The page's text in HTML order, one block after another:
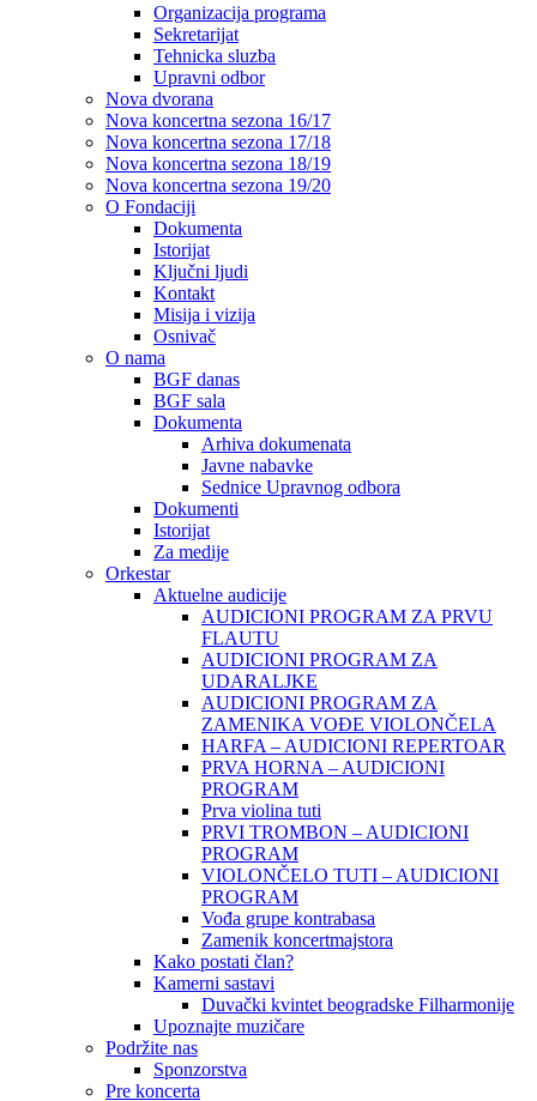
Organizacija programa
Sekretarijat
Tehnicka sluzba
Upravni odbor
Nova dvorana
Nova koncertna sezona 16/17
Nova koncertna sezona 17/18
Nova koncertna sezona 18/19
Nova koncertna sezona 19/20
O Fondaciji
Dokumenta
Istorijat
Ključni ljudi
Kontakt
Misija i vizija
Osnivač
O nama
BGF danas
BGF sala
Dokumenta
Arhiva dokumenata
Javne nabavke
Sednice Upravnog odbora
Dokumenti
Istorijat
Za medije
Orkestar
Aktuelne audicije
AUDICIONI PROGRAM ZA PRVU
FLAUTU
AUDICIONI PROGRAM ZA
UDARALЈKE
AUDICIONI PROGRAM ZA
ZAMENIKA VOĐE VIOLONČELA
HARFA – AUDICIONI REPERTOAR
PRVA HORNA – AUDICIONI
PROGRAM
Prva violina tuti
PRVI TROMBON – AUDICIONI
PROGRAM
VIOLONČELO TUTI – AUDICIONI
PROGRAM
Vođa grupe kontrabasa
Zamenik koncertmajstora
Kako postati član?
Kamerni sastavi
Duvački kvintet beogradske Filharmonije
Upoznajte muzičare
Podržite nas
Sponzorstva
Pre koncerta